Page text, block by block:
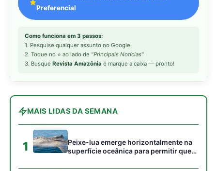
acumulados em sua pele
2
arremessa serpentes contra rochas
para subjugar presas peçonhentas nos
campos
peixes maiores na Amazônia
4
Ariranha sincroniza caça coletiva com
vocalização subaquática e cerca
Seriema combina corridas em alta
velocidade e arremessos contra rochas